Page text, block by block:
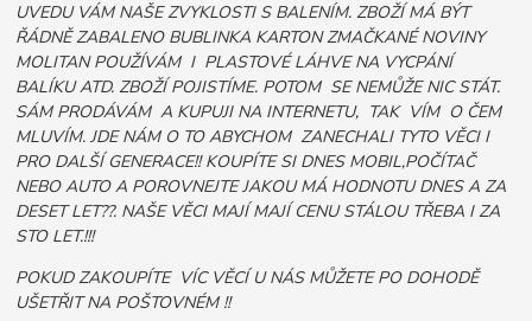
UVEDU VÁM NAŠE ZVYKLOSTI S BALENÍM. ZBOŽÍ MÁ BÝT
ŘÁDNĚ ZABALENO BUBLINKA KARTON ZMAČKANÉ NOVINY
MOLITAN POUŽÍVÁM I PLASTOVÉ LÁHVE NA VYCPÁNÍ
BALÍKU ATD. ZBOŽÍ POJISTÍME. POTOM SE NEMŮŽE NIC STÁT.
SÁM PRODÁVÁM A KUPUJI NA INTERNETU, TAK VÍM O ČEM
MLUVÍM. JDE NÁM O TO ABYCHOM ZANECHALI TYTO VĚCI I
PRO DALŠÍ GENERACE!! KOUPÍTE SI DNES MOBIL,POČÍTAČ
NEBO AUTO A POROVNEJTE JAKOU MÁ HODNOTU DNES A ZA
DESET LET??. NAŠE VĚCI MAJÍ MAJÍ CENU STÁLOU TŘEBA I ZA
STO LET.!!!
POKUD ZAKOUPÍTE VÍC VĚCÍ U NÁS MŮŽETE PO DOHODĚ
UŠETŘIT NA POŠTOVNÉM !!